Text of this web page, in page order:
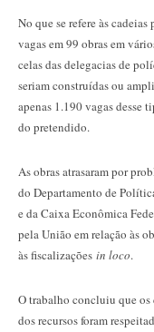
No que se refere às
vagas em 99 obras em
celas das delegacias de
seriam construídas ou
apenas 1.190 vagas desse
do pretendido.
As obras atrasaram por
do Departamento de
e da Caixa Econômica
pela União em relação às
às fiscalizações in loco.
O trabalho concluiu que os
dos recursos foram